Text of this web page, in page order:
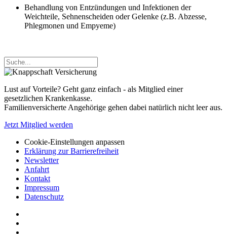
Behandlung von Entzündungen und Infektionen der
Weichteile, Sehnenscheiden oder Gelenke (z.B. Abzesse,
Phlegmonen und Empyeme)
Lust auf Vorteile? Geht ganz einfach - als Mitglied einer
gesetzlichen Krankenkasse.
Familienversicherte Angehörige gehen dabei natürlich nicht leer aus.
Jetzt Mitglied werden
Cookie-Einstellungen anpassen
Erklärung zur Barrierefreiheit
Newsletter
Anfahrt
Kontakt
Impressum
Datenschutz